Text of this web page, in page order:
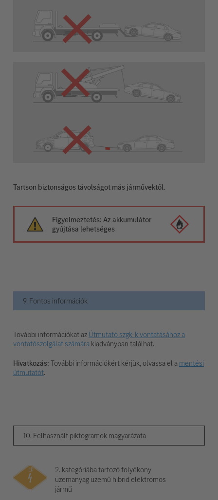
Tartson biztonságos távolságot más járművektől.
Figyelmeztetés: Az akkumulátor
gyújtása lehetséges
9. Fontos információk
További információkat azÚtmutató szgk-k vontatásához a
vontatószolgálat számárakiadványban találhat.
Hivatkozás:További információkért kérjük, olvassa el amentési
útmutatót.
10. Felhasznált piktogramok magyarázata
2. kategóriába tartozó folyékony
üzemanyag üzemű hibrid elektromos
jármű